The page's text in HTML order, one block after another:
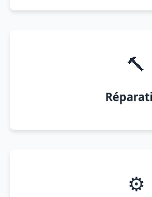
🔨
⚙️